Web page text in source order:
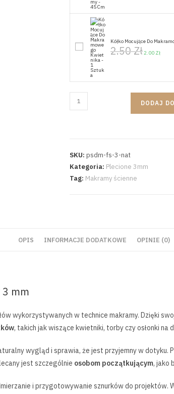
Kółko Mocujące Do
2.50Zł2.00 Zł
DODAJ
SKU: psdm-fs-3-nat
Kategoria: Plecione 3mm
Tag: Makramy ścienne
OPIS INFORMACJE DODATKOWE OPINIE (0)
mm
wykorzystywanych w technice makramy. Dzięki
, takich jak wiszące kwietniki, torby czy osłonki na
wygląd i sprawia, że jest przyjemny w dotyku.
jest szczególnie osobom początkującym, jako
i przygotowywanie sznurków do